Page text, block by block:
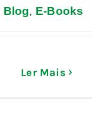
Blog, E-Books
Ler Mais